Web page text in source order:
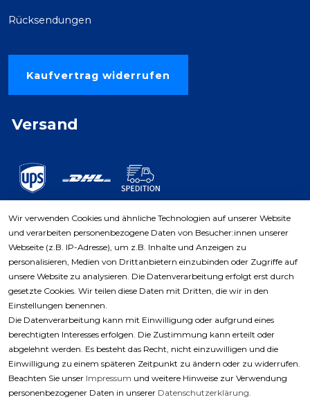
Rücksendungen
Kaufvertrag widerrufen
Versand
Zahlungsarten
Wir verwenden Cookies und ähnliche Technologien auf unserer Website
und verarbeiten personenbezogene Daten von Besucher:innen unserer
Webseite (z.B. IP-Adresse), um z.B. Inhalte und Anzeigen zu
personalisieren, Medien von Drittanbietern einzubinden oder Zugriffe auf
unsere Website zu analysieren. Die Datenverarbeitung erfolgt erst durch
gesetzte Cookies. Wir teilen diese Daten mit Dritten, die wir in den
Einstellungen benennen.
Die Datenverarbeitung kann mit Einwilligung oder aufgrund eines
berechtigten Interesses erfolgen. Die Zustimmung kann erteilt oder
abgelehnt werden. Es besteht das Recht, nicht einzuwilligen und die
Einwilligung zu einem späteren Zeitpunkt zu ändern oder zu widerrufen.
Beachten Sie unser Impressum und weitere Hinweise zur Verwendung
personenbezogener Daten in unserer Daten­schutz­erklärung.